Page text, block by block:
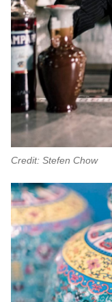
Credit: Stefen Chow